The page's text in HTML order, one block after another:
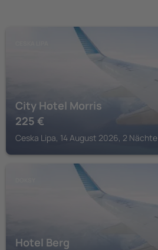
City Hotel Morris
225 €
Ceska Lipa, 14 August 2026, 2 Nächte
Hotel Berg